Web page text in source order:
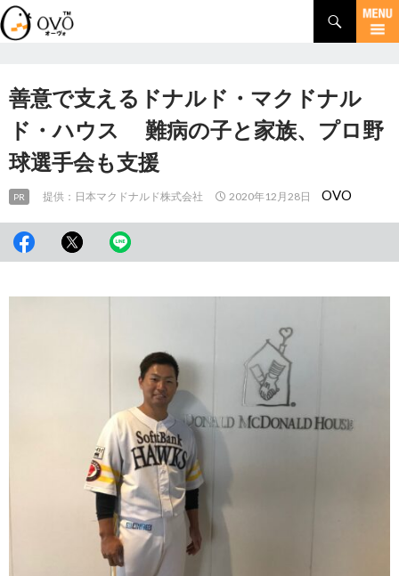
検
索
コ
ツ
動
善意で支えるドナルド・マクドナル
ド・ハウス 難病の子と家族、プロ野
球選手会も支援
PR 提供：日本マクドナルド株式会社 2020年12月28日 OVO